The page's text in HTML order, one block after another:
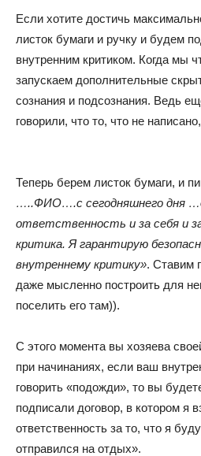
Если хотите достичь
лиcток бумаги и ручку и будем
внутренним критиком. Когда мы
запускаем дополнительные
сознания и подсознания. Ведь
говорили, что то, что не
Теперь берем листок бумаги, и
…..ФИО….с сегодняшнего дня
ответственность и за себя и
критика. Я гарантирую
внутреннему критику». Ставим
даже мысленно построить для
поселить его там)).
С этого момента вы хозяева
при начинаниях, если ваш
говорить «подожди», то вы
подписали договор, в котором я
ответственность за то, что я
отправился на отдых».